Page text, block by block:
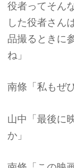
役者ってそん
した役者さん
品撮るときに
ね」
南條「私もぜ
山中「最後に
か」